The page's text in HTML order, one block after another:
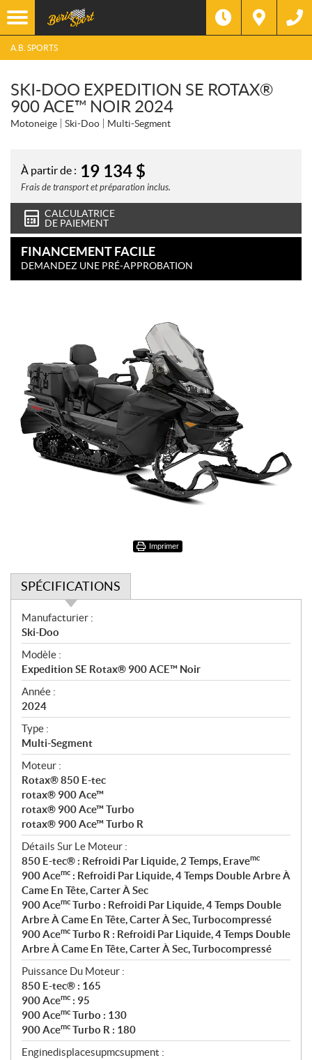
A.B. SPORTS
SKI-DOO EXPEDITION SE ROTAX®
900 ACE™ NOIR 2024
Motoneige Ski-Doo Multi-Segment
À partir de : 19 134 $
Frais de transport et préparation inclus.
CALCULATRICE
DE PAIEMENT
FINANCEMENT FACILE
DEMANDEZ UNE PRÉ-APPROBATION
Imprimer
SPÉCIFICATIONS
S
p
é
c
i
f
i
c
a
t
i
o
n
s
Manufacturier :
Ski-Doo
Modèle :
Expedition SE Rotax® 900 ACE™ Noir
Année :
2024
Type :
Multi-Segment
Moteur :
Rotax® 850 E-tec
rotax® 900 Ace™
rotax® 900 Ace™ Turbo
rotax® 900 Ace™ Turbo R
Détails Sur Le Moteur :
850 E-tec® : Refroidi Par Liquide, 2 Temps, Eravemc
900 Acemc : Refroidi Par Liquide, 4 Temps Double Arbre À
Came En Tête, Carter À Sec
900 Acemc Turbo : Refroidi Par Liquide, 4 Temps Double
Arbre À Came En Tête, Carter À Sec, Turbocompressé
900 Acemc Turbo R : Refroidi Par Liquide, 4 Temps Double
Arbre À Came En Tête, Carter À Sec, Turbocompressé
Puissance Du Moteur :
850 E-tec® : 165
900 Acemc : 95
900 Acemc Turbo : 130
900 Acemc Turbo R : 180
Enginedisplacesupmcsupment :